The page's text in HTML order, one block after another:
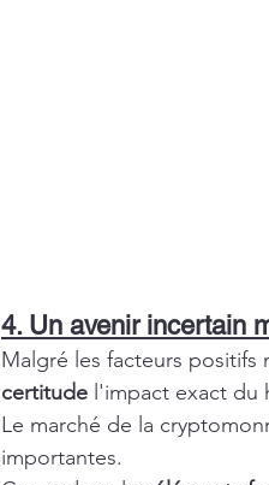
4. Un avenir incertain
Malgré les facteurs positifs
certitude l'impact exact du
Le marché de la
importantes.